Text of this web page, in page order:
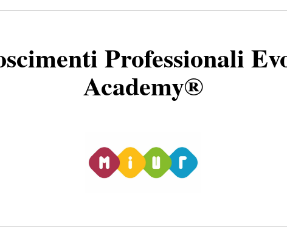
Professionali
Academy®